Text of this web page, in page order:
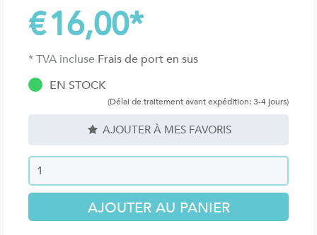
€16,00*
* TVA incluse Frais de port en sus
EN STOCK
(Délai de traitement avant expédition: 3-4 jours)
AJOUTER À MES FAVORIS